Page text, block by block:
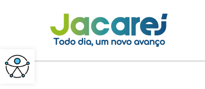
Pular para o conteúdo